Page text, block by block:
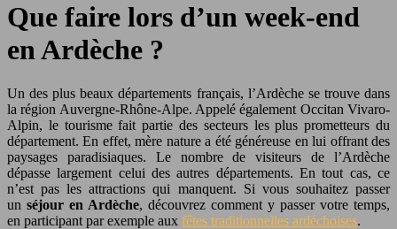
Que faire lors d’un week-end
en Ardèche ?
Un des plus beaux départements français, l’Ardèche se trouve dans
la région Auvergne-Rhône-Alpe. Appelé également Occitan Vivaro-
Alpin, le tourisme fait partie des secteurs les plus prometteurs du
département. En effet, mère nature a été généreuse en lui offrant des
paysages paradisiaques. Le nombre de visiteurs de l’Ardèche
dépasse largement celui des autres départements. En tout cas, ce
n’est pas les attractions qui manquent. Si vous souhaitez passer
un séjour en Ardèche, découvrez comment y passer votre temps,
en participant par exemple aux fêtes traditionnelles ardéchoises.